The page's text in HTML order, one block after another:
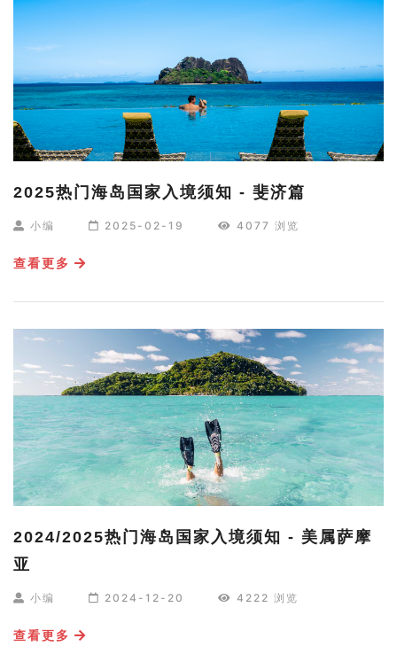
2025热门海岛国家入境须知 - 斐济篇
小编 2025-02-19 4077 浏览
查看更多
2024/2025热门海岛国家入境须知 - 美属萨摩
亚
小编 2024-12-20 4222 浏览
查看更多